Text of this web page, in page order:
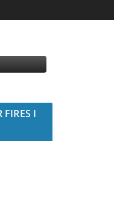
FIRES I